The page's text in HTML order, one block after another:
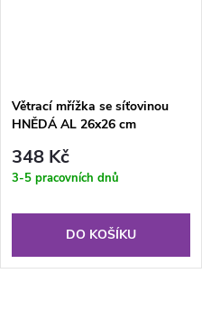
Větrací mřížka se síťovinou
HNĚDÁ AL 26x26 cm
348 Kč
3-5 pracovních dnů
DO KOŠÍKU